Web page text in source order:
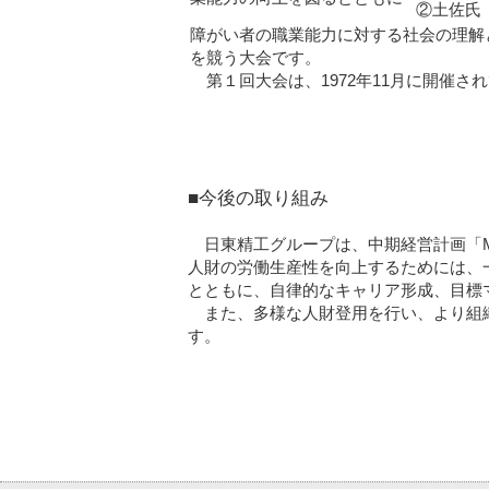
②土佐氏
障がい者の職業能力に対する社会の理
を競う大会です。
第１回大会は、1972年11月に開催さ
■今後の取り組み
日東精工グループは、中期経営計画「
人財の労働生産性を向上するためには
とともに、自律的なキャリア形成、目
また、多様な人財登用を行い、より組
す。